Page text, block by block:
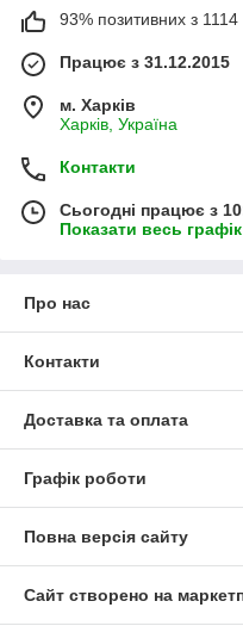
93% позитивних з 1114
Працює з 31.12.2015
м. Харків
Харків, Україна
Контакти
Сьогодні працює з
Показати весь
Про нас
Контакти
Доставка та оплата
Графік роботи
Повна версія сайту
Сайт створено на